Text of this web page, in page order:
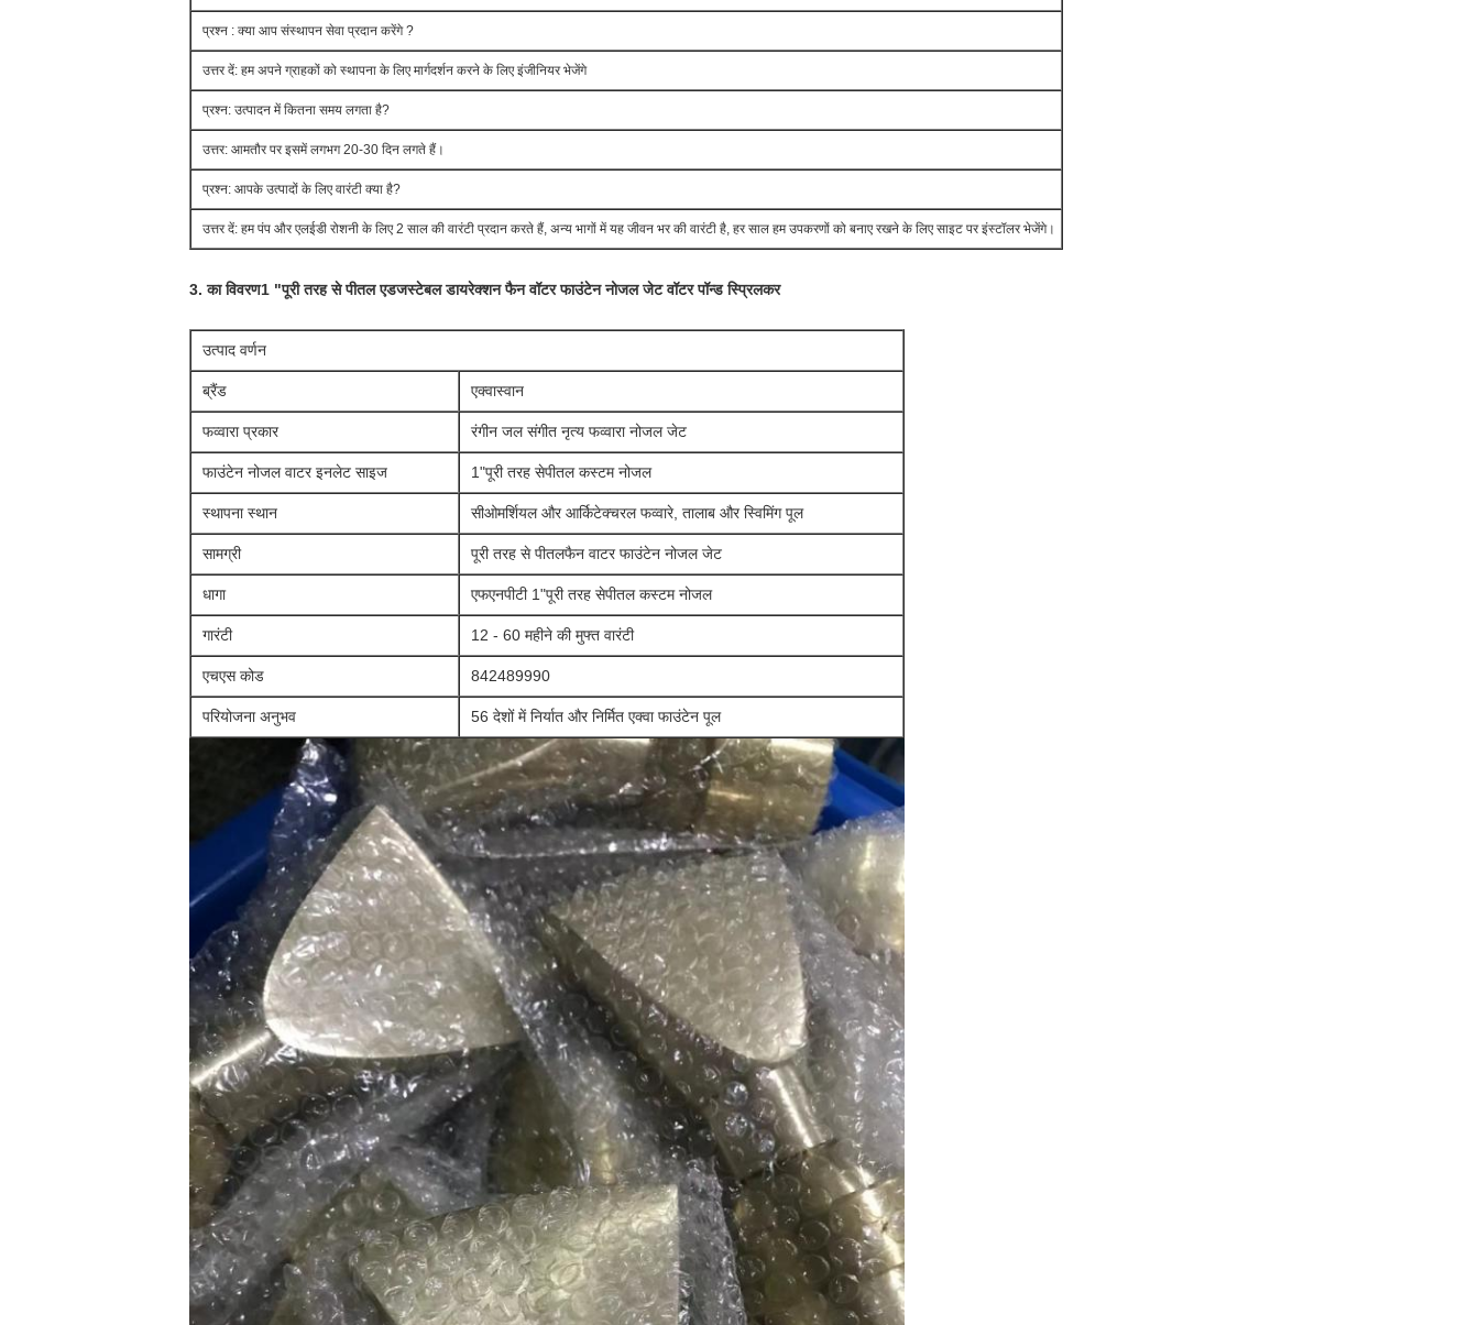
प्रश्न : क्या आप संस्थापन सेवा प्रदान करेंगे ?
उत्तर दें: हम अपने ग्राहकों को स्थापना के लिए मार्गदर्शन करने के लिए इंजीनियर भेजेंगे
प्रश्न: उत्पादन में कितना समय लगता है?
उत्तर: आमतौर पर इसमें लगभग 20-30 दिन लगते हैं।
प्रश्न: आपके उत्पादों के लिए वारंटी क्या है?
उत्तर दें: हम पंप और एलईडी रोशनी के लिए 2 साल की वारंटी प्रदान करते हैं, अन्य भागों में यह जीवन भर की वारंटी है, हर साल हम उपकरणों को बनाए रखने के लिए साइट पर इंस्टॉलर भेजेंगे।
3. का विवरण1 "पूरी तरह से पीतल एडजस्टेबल डायरेक्शन फैन वॉटर फाउंटेन नोजल जेट वॉटर पॉन्ड स्प्रिलकर
उत्पाद वर्णन
ब्रैंड एक्वास्वान
फव्वारा प्रकार रंगीन जल संगीत नृत्य फव्वारा नोजल जेट
फाउंटेन नोजल वाटर इनलेट साइज 1"पूरी तरह सेपीतल कस्टम नोजल
स्थापना स्थान सीओमर्शियल और आर्किटेक्चरल फव्वारे, तालाब और स्विमिंग पूल
सामग्री पूरी तरह से पीतलफैन वाटर फाउंटेन नोजल जेट
धागा एफएनपीटी 1"पूरी तरह सेपीतल कस्टम नोजल
गारंटी 12 - 60 महीने की मुफ्त वारंटी
एचएस कोड 842489990
परियोजना अनुभव 56 देशों में निर्यात और निर्मित एक्वा फाउंटेन पूल